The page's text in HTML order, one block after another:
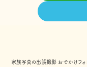
家族写真の出張撮影 おでかけフォ